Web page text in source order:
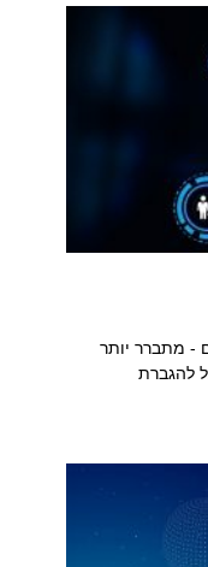
- מתברר יותר
להגברת